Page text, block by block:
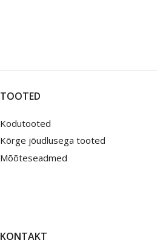
TOOTED
Kodutooted
Kõrge jõudlusega tooted
Mõõteseadmed
KONTAKT